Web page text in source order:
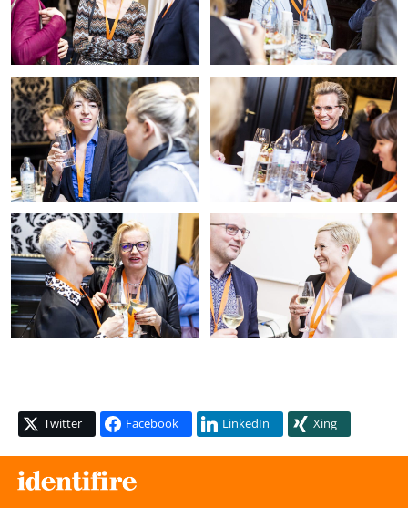
Twitter Facebook LinkedIn Xing